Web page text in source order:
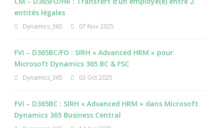
entités légales
Dynamics_365 07 Nov 2025
FVI – D365BC/FO : SIRH « Advanced HRM » pour
Microsoft Dynamics 365 BC & FSC
Dynamics_365 03 Oct 2025
FVI – D365BC : SIRH « Advanced HRM » dans Microsoft
Dynamics 365 Business Central